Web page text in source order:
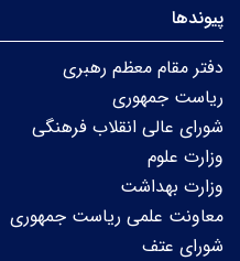
پیوندها
دفتر مقام معظم رهبری
ریاست جمهوری
شورای عالی انقلاب فرهنگی
وزارت علوم
وزارت بهداشت
معاونت علمی ریاست جمهوری
شورای عتف